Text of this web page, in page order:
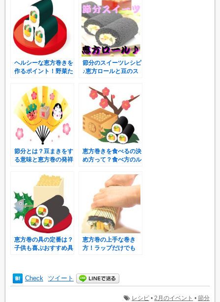
ヘルシーな恵方巻きを
作るポイント！野菜た
節分のスイーツレシピ
♪恵方ロールと豆のス
節分とは？豆まきをす
る意味と恵方巻の発祥
恵方巻きを食べるの決
め方って？食べ方のル
恵方巻の具の定番は？
子供も喜ぶおすすめ具
恵方巻の上手な巻き
方！ラップだけでも
Check ツイート
レシピ • 2月のイベント • 節分